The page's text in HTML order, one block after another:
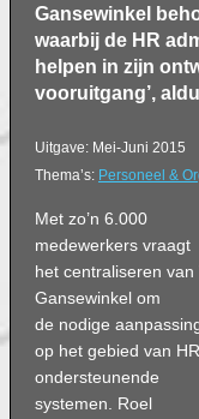
Gansewinkel
waarbij de HR
helpen in zijn
vooruitgang’,
Uitgave: Mei-Juni 2015
Thema’s: Personeel &
Met zo’n 6.000
medewerkers vraagt
het centraliseren van
Gansewinkel om
de nodige
op het gebied van
ondersteunende
systemen. Roel